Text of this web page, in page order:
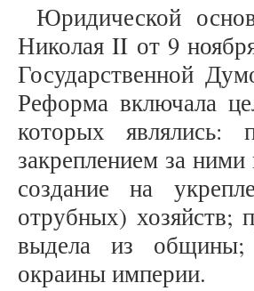
Юридической
Николая II от 9
Государственной
Реформа включала
которых
закреплением за
создание на
отрубных) хозяйств;
выдела из общины;
окраины империи.